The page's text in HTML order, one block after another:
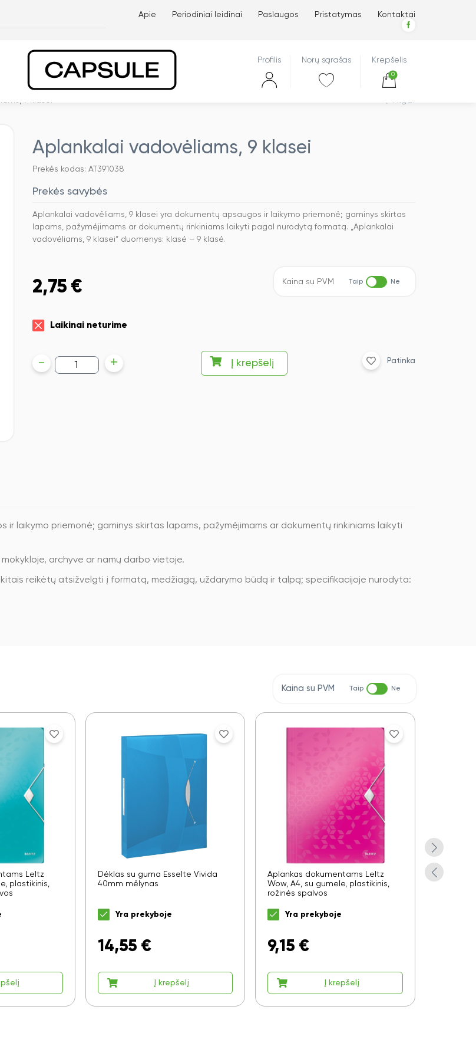
Apie Periodiniai leidinai Paslaugos Pristatymas Kontaktai
Profilis Norų sąrašas Krepšelis
0
9 klasei Atgal
Aplankalai vadovėliams, 9 klasei
Prekės kodas: AT391038
Prekės savybės
Aplankalai vadovėliams, 9 klasei yra dokumentų apsaugos ir laikymo priemonė; gaminys skirtas
lapams, pažymėjimams ar dokumentų rinkiniams laikyti pagal nurodytą formatą. „Aplankalai
vadovėliams, 9 klasei“ duomenys: klasė – 9 klasė.
2,75 € Kaina su PVM Taip Ne
Laikinai neturime
produkto
kiekis:
Aplankalai
- + Į krepšelį Patinka
ir laikymo priemonė; gaminys skirtas lapams, pažymėjimams ar dokumentų rinkiniams laikyti
archyve ar namų darbo vietoje.
kitais reikėtų atsižvelgti į formatą, medžiagą, uždarymo būdą ir talpą; specifikacijoje nurodyta:
Kaina su PVM Taip Ne
LeItz
plastikinis,
Dėklas su guma Esselte Vivida
40mm mėlynas
Yra prekyboje
14,55 €
Į krepšelį
Aplankas dokumentams LeItz
Wow, A4, su gumele, plastikinis,
rožinės spalvos
Yra prekyboje
9,15 €
Į krepšelį